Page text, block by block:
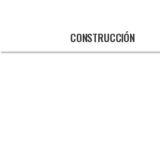
CONSTRUCCIÓN